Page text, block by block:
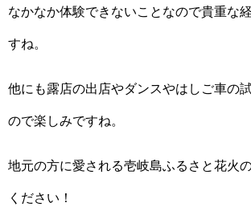
なかなか体験できないことなので貴重な
すね。
他にも露店の出店やダンスやはしご車の
ので楽しみですね。
地元の方に愛される壱岐島ふるさと花火
ください！